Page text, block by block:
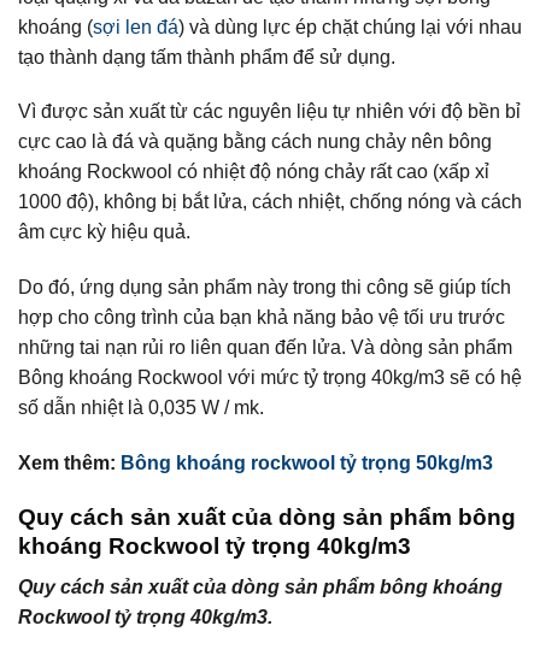
khoáng (sợi len đá) và dùng lực ép chặt chúng lại với nhau
tạo thành dạng tấm thành phẩm để sử dụng.
Vì được sản xuất từ các nguyên liệu tự nhiên với độ bền bỉ
cực cao là đá và quặng bằng cách nung chảy nên bông
khoáng Rockwool có nhiệt độ nóng chảy rất cao (xấp xỉ
1000 độ), không bị bắt lửa, cách nhiệt, chống nóng và cách
âm cực kỳ hiệu quả.
Do đó, ứng dụng sản phẩm này trong thi công sẽ giúp tích
hợp cho công trình của bạn khả năng bảo vệ tối ưu trước
những tai nạn rủi ro liên quan đến lửa. Và dòng sản phẩm
Bông khoáng Rockwool với mức tỷ trọng 40kg/m3 sẽ có hệ
số dẫn nhiệt là 0,035 W / mk.
Xem thêm: Bông khoáng rockwool tỷ trọng 50kg/m3
Quy cách sản xuất của dòng sản phẩm bông
khoáng Rockwool tỷ trọng 40kg/m3
Quy cách sản xuất của dòng sản phẩm bông khoáng
Rockwool tỷ trọng 40kg/m3.